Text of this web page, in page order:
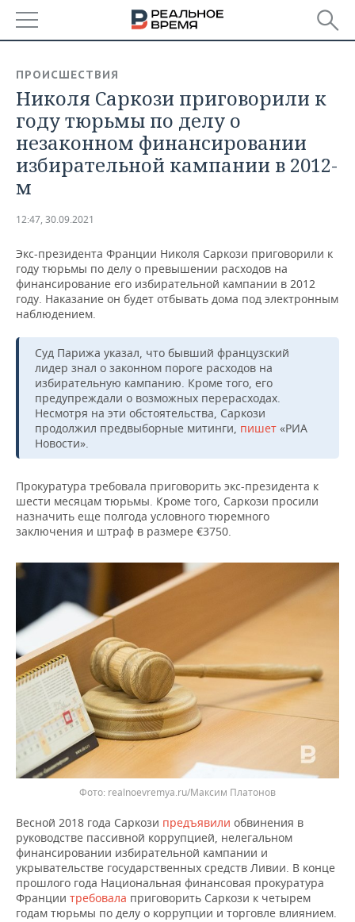
БАШКОРТОСТАН
ТАТАРСТАН
УДМУРТИЯ
НОВОСТИ
АНАЛИТИКА
НОВОСТИ АНАЛИТИКИ
ВУЗЫ ТАТАРСТАНА
КОМУ ПРИНАДЛЕЖАТ
ТОРГОВЫЕ ЦЕНТРЫ
ТАТАРСТАНА
ЭКОНОМИКА
БАНКИ
БЮДЖЕТ
ИНВЕСТИЦИИ
ПРОМЫШЛЕННОСТИ
АГРОПРОМ
МАШИНОСТРОЕНИЕ
НЕФТЕХИМИЯ
НЕФТЬ
ОПК
НОВОСТИ НЕДВИЖИМОСТИ
АВТО
НОВОСТИ АВТО
БИЗНЕС
НОВОСТИ БИЗНЕСА
РОЗНИЧНАЯ ТОРГОВЛЯ
ТРАНСПОРТ
УСЛУГИ
ТЕХНОЛОГИИ
НОВОСТИ ТЕХНОЛОГИЙ
МЕДИА
ТЕЛЕКОММУНИКАЦИИ
МЕРОПРИЯТИЯ
НОВОСТИ МЕРОПРИЯТИЙ
ВЫЕЗДНАЯ РЕДАКЦИЯ
БИЗНЕС-БРАНЧИ
ONLINE-КОНФЕРЕНЦИИ
ОТКРЫТАЯ ЛЕКЦИЯ
СПОРТ
НОВОСТИ СПОРТА
ФУТБОЛ
ХОККЕЙ
БАСКЕТБОЛ
ВОЛЕЙБОЛ
КИБЕРСПОРТ
ФИГУРНОЕ КАТАНИЕ
ВОДНЫЕ ВИДЫ СПОРТА
ХОККЕЙ С МЯЧОМ
ОБЩЕСТВО
НОВОСТИ ОБЩЕСТВА
ВЛАСТЬ
ИНФРАСТРУКТУРА
ИСТОРИЯ
КУЛЬТУРА
МЕДИЦИНА
ОБРАЗОВАНИЕ
ПРОИСШЕСТВИЯ
ФОТОГАЛЕРЕЯ
СЮЖЕТЫ
СПРАВОЧНИК
СПИСОК ПЕРСОН
СПИСОК КОМПАНИЙ
ПОЛНАЯ ВЕРСИЯ
ПРОИСШЕСТВИЯ
Николя Саркози приговорили к
году тюрьмы по делу о
незаконном финансировании
избирательной кампании в 2012-
м
12:47, 30.09.2021
Экс-президента Франции Николя Саркози приговорили к
году тюрьмы по делу о превышении расходов на
финансирование его избирательной кампании в 2012
году. Наказание он будет отбывать дома под электронным
наблюдением.
Суд Парижа указал, что бывший французский
лидер знал о законном пороге расходов на
избирательную кампанию. Кроме того, его
предупреждали о возможных перерасходах.
Несмотря на эти обстоятельства, Саркози
продолжил предвыборные митинги, пишет «РИА
Новости».
Прокуратура требовала приговорить экс-президента к
шести месяцам тюрьмы. Кроме того, Саркози просили
назначить еще полгода условного тюремного
заключения и штраф в размере €3750.
realnoevremya.ru/Максим Платонов
Весной 2018 года Саркози предъявили обвинения в
руководстве пассивной коррупцией, нелегальном
финансировании избирательной кампании и
укрывательстве государственных средств Ливии. В конце
прошлого года Национальная финансовая прокуратура
Франции требовала приговорить Саркози к четырем
годам тюрьмы по делу о коррупции и торговле влиянием.